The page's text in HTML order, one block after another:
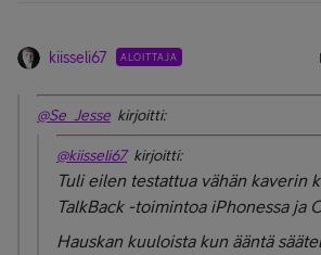
kiisseli67 ALOITTAJA
@Se_Jesse kirjoitti:
@kiisseli67kirjoitti:
Tuli eilen testattua vähän kaverin
TalkBack -toimintoa iPhonessa ja
Hauskan kuuloista kun ääntä